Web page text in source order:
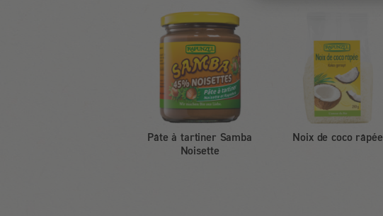
Pâte à tartiner Samba
Noisette
Noix de coco râpée